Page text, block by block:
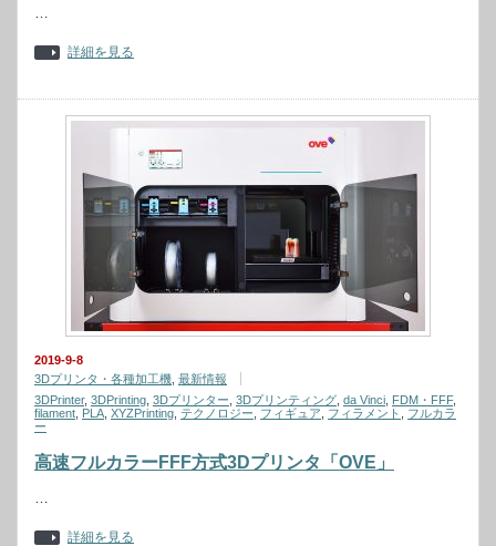
…
詳細を見る
2019-9-8
3Dプリンタ・各種加工機 最新情報
3DPrinter, 3DPrinting 3Dプリンター 3Dプリンティング da Vinci FDM・FFF,
filament PLA XYZPrinting テクノロジー フィギュア フィラメント
フルカラ
ー
高速フルカラーFFF方式3Dプリンタ「OVE」
…
詳細を見る